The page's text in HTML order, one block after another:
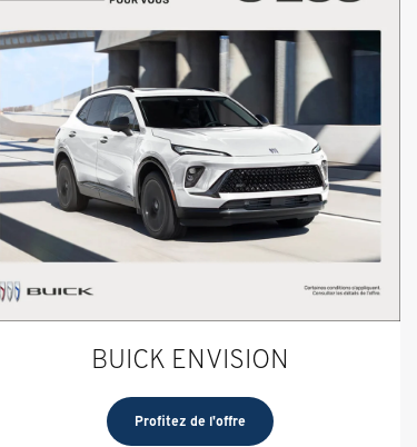
BUICK ENVISION
Profitez de l'offre